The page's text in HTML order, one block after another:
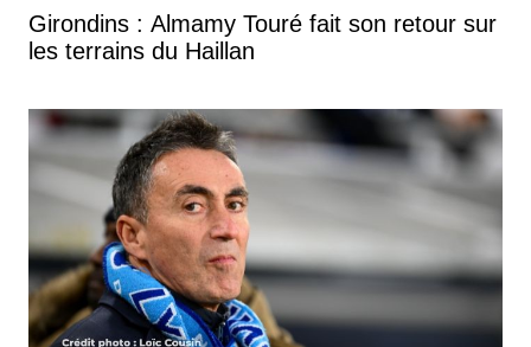
Girondins : Almamy Touré fait son retour sur
les terrains du Haillan